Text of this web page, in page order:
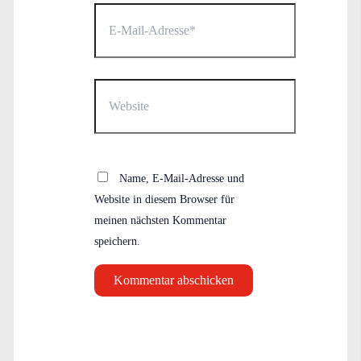
Mail-
Name, E-Mail-Adresse und
Website in diesem Browser für
meinen nächsten Kommentar
speichern.